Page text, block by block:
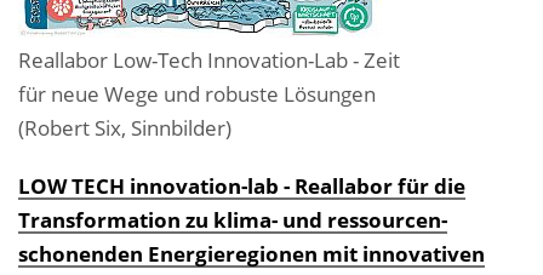
Reallabor Low-Tech Innovation-Lab - Zeit
für neue Wege und robuste Lösungen
(Robert Six, Sinnbilder)
LOW TECH innovation-lab - Reallabor für die
Transformation zu klima- und ressourcen­
schonenden Energieregionen mit innovativen